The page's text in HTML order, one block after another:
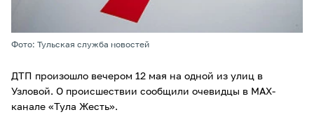
Фото: Тульская служба новостей
ДТП произошло вечером 12 мая на одной из улиц в
Узловой. О происшествии сообщили очевидцы в МАХ-
канале «Тула Жесть».